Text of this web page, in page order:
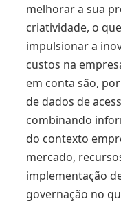
melhorar a sua
criatividade, o
impulsionar a
custos na
em conta são,
de dados de
combinando
do contexto
mercado,
implementação
governação no